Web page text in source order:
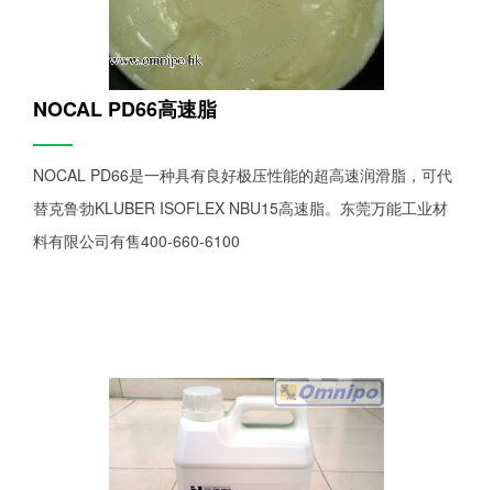
NOCAL PD66高速脂
——
NOCAL PD66是一种具有良好极压性能的超高速润滑脂，可代
替克鲁勃KLUBER ISOFLEX NBU15高速脂。东莞万能工业材
料有限公司有售400-660-6100